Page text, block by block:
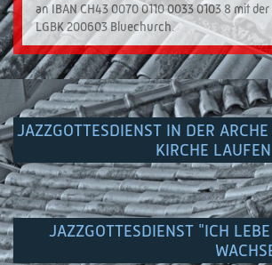
an IBAN CH43 0070 0110 0033 0103 8 mit
LGBK 200603 Bluechurch.
JAZZGOTTESDIENST IN DER
KIRCHE
JAZZGOTTESDIENST "ICH